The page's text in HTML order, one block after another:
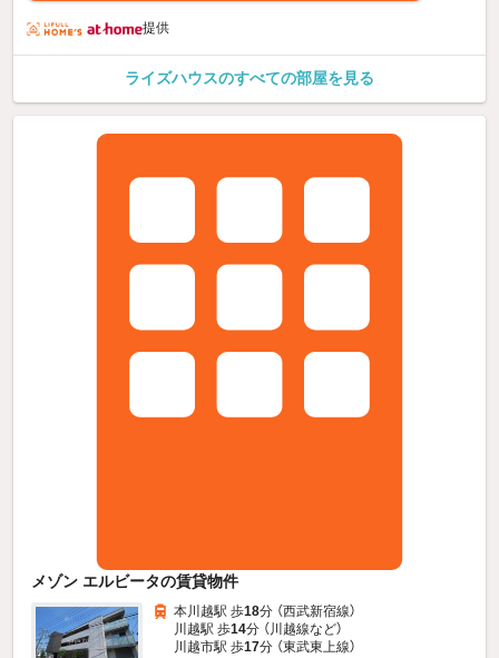
提供
ライズハウスのすべての部屋を見る
メゾン エルビータの賃貸物件
本川越駅 歩18分 （西武新宿線）
川越駅 歩14分 （川越線など）
川越市駅 歩17分 （東武東上線）